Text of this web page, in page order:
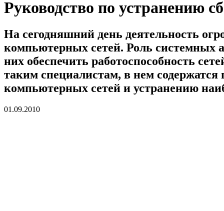
Руководство по устранению
На сегодняшний день деятельность
компьютерных сетей. Роль системных
них обеспечить работоспособность
таким специалистам, в нем
компьютерных сетей и устранению
01.09.2010